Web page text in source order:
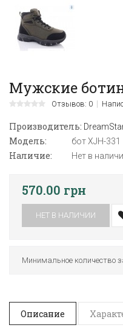
Мужские
Отзывов: 0
Производитель:
Модель: бот XJH-331
Наличие: Нет в
570.00 грн
НЕТ В НАЛИЧИИ
Минимальное количество
Описание